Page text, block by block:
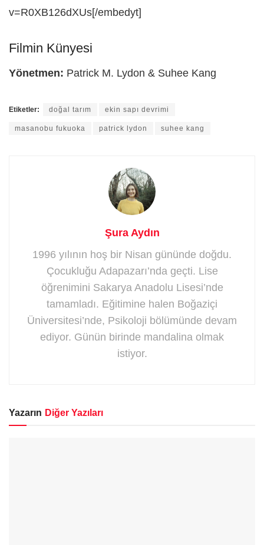
v=R0XB126dXUs[/embedyt]
Filmin Künyesi
Yönetmen: Patrick M. Lydon & Suhee Kang
Etiketler: doğal tarım ekin sapı devrimi
masanobu fukuoka patrick lydon suhee kang
Şura Aydın
1996 yılının hoş bir Nisan gününde doğdu.
Çocukluğu Adapazarı’nda geçti. Lise
öğrenimini Sakarya Anadolu Lisesi’nde
tamamladı. Eğitimine halen Boğaziçi
Üniversitesi’nde, Psikoloji bölümünde devam
ediyor. Günün birinde mandalina olmak
istiyor.
Yazarın Diğer Yazıları